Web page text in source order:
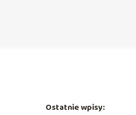
Ostatnie wpisy: